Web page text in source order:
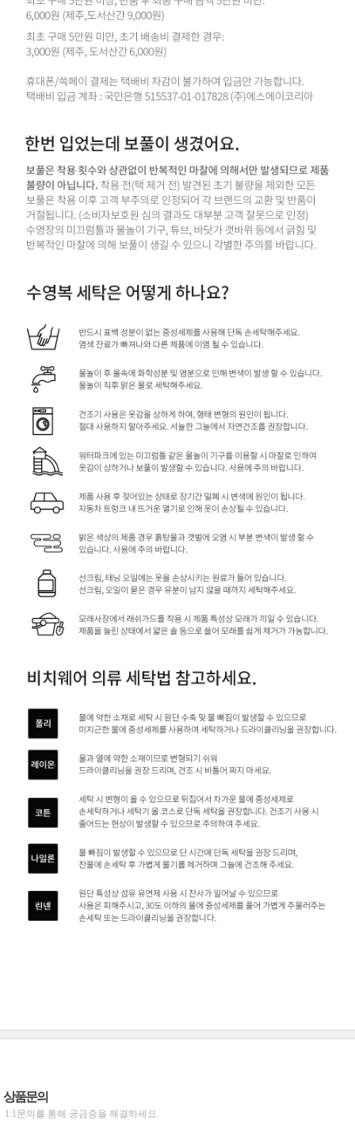
상품문의
1:1문의를 통해 궁금증을 해결하세요.